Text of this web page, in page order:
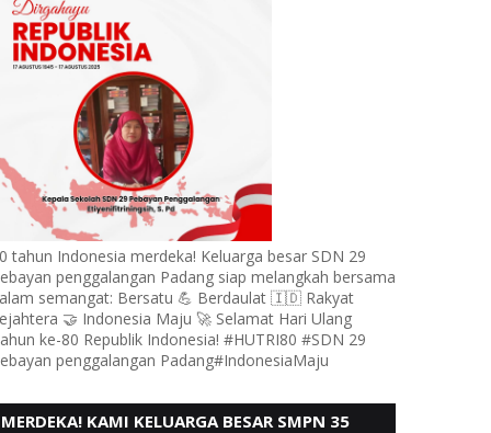
tahun Indonesia merdeka! Keluarga besar SDN 29
penggalangan Padang siap melangkah bersama
semangat: Bersatu 💪 Berdaulat 🇮🇩 Rakyat
🤝 Indonesia Maju 🚀 Selamat Hari Ulang
ke-80 Republik Indonesia! #HUTRI80 #SDN 29
penggalangan Padang#IndonesiaMaju
MERDEKA! KAMI KELUARGA BESAR SMPN 35